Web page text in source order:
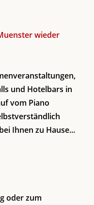
wieder
und Hotelbars in
vom Piano
Ihnen zu Hause...
oder zum